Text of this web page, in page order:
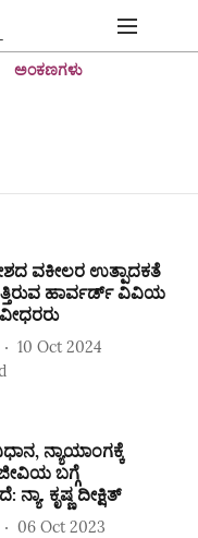
ಅಂಕಣಗಳು
ವಕೀಲರ ಉತ್ಪಾದಕತೆ
ಹಾರ್ವರ್ಡ್ ವಿವಿಯ
10 Oct 2024
ನ್ಯಾಯಾಂಗಕ್ಕೆ
ಬಗ್ಗೆ
ಕೃಷ್ಣ ದೀಕ್ಷಿತ್‌
06 Oct 2023